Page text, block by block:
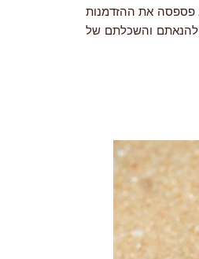
פספסה את ההזדמנות
להנאתם והשכלתם של